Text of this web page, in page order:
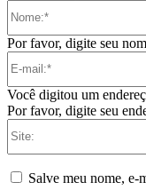
Por favor, digite seu
Você digitou um
Por favor, digite seu
Salve meu nome, e-